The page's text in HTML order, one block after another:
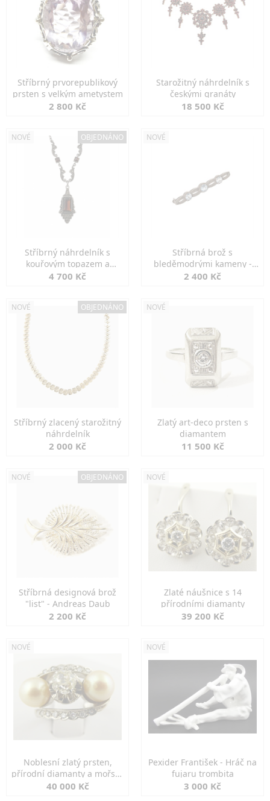
Stříbrný prvorepublikový
prsten s velkým ametystem
2 800 Kč
Starožitný náhrdelník s
českými granáty
18 500 Kč
NOVÉ OBJEDNÁNO
Stříbrný náhrdelník s
kouřovým topazem a
markazity
4 700 Kč
NOVÉ
Stříbrná brož s
bleděmodrými kameny -
jemná elegance
2 400 Kč
NOVÉ OBJEDNÁNO
Stříbrný zlacený starožitný
náhrdelník
2 000 Kč
NOVÉ
Zlatý art-deco prsten s
diamantem
11 500 Kč
NOVÉ OBJEDNÁNO
Stříbrná designová brož
"list" - Andreas Daub
2 200 Kč
NOVÉ
Zlaté náušnice s 14
přírodními diamanty
39 200 Kč
NOVÉ
Noblesní zlatý prsten,
přírodní diamanty a mořské
perly
40 000 Kč
NOVÉ
Pexider František - Hráč na
fujaru trombita
3 000 Kč